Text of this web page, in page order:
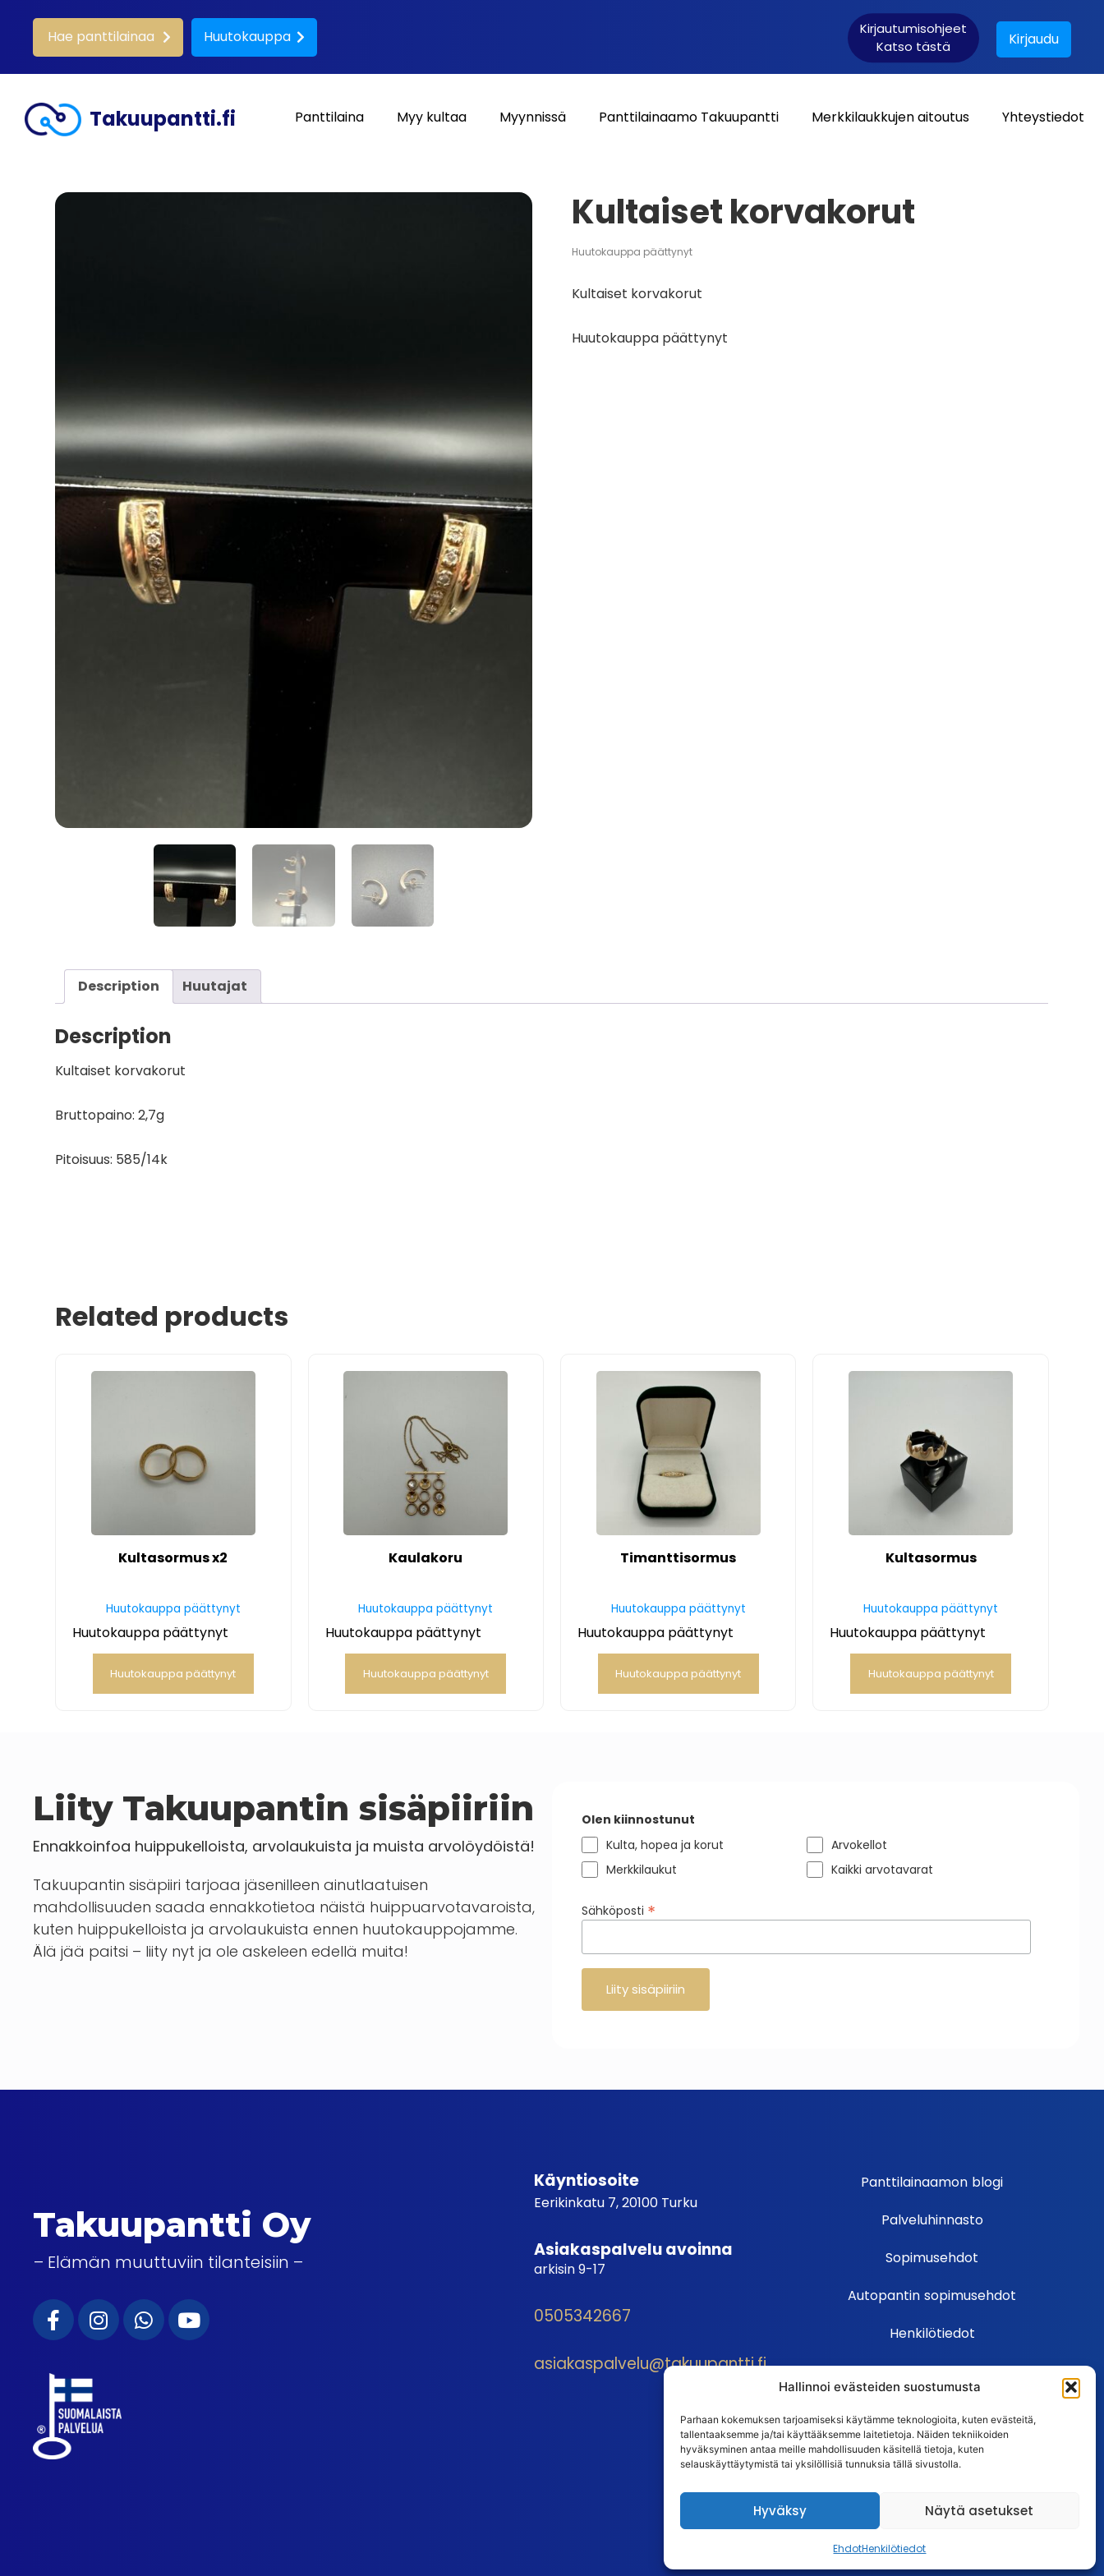
Hallinnoi evästeiden suostumusta
Parhaan kokemuksen tarjoamiseksi käytämme teknologioita, kuten evästeitä,
tallentaaksemme ja/tai käyttääksemme laitetietoja. Näiden tekniikoiden
hyväksyminen antaa meille mahdollisuuden käsitellä tietoja, kuten
selauskäyttäytymistä tai yksilöllisiä tunnuksia tällä sivustolla.
Hyväksy Näytä asetukset
EhdotHenkilötiedot
Hae panttilainaa Huutokauppa Kirjautumisohjeet
Katso tästä Kirjaudu
Takuupantti.fi Panttilaina Myy kultaa Myynnissä Panttilainaamo Takuupantti Merkkilaukkujen aitoutus Yhteystiedot
Kultaiset korvakorut
Huutokauppa päättynyt
Kultaiset korvakorut
Huutokauppa päättynyt
Description Huutajat
Description
Kultaiset korvakorut
Bruttopaino: 2,7g
Pitoisuus: 585/14k
Related products
Kultasormus x2
Huutokauppa päättynyt
Huutokauppa päättynyt
Huutokauppa päättynyt
Kaulakoru
Huutokauppa päättynyt
Huutokauppa päättynyt
Huutokauppa päättynyt
Timanttisormus
Huutokauppa päättynyt
Huutokauppa päättynyt
Huutokauppa päättynyt
Kultasormus
Huutokauppa päättynyt
Huutokauppa päättynyt
Huutokauppa päättynyt
Liity Takuupantin sisäpiiriin
Ennakkoinfoa huippukelloista, arvolaukuista ja muista arvolöydöistä!
Takuupantin sisäpiiri tarjoaa jäsenilleen ainutlaatuisen
mahdollisuuden saada ennakkotietoa näistä huippuarvotavaroista,
kuten huippukelloista ja arvolaukuista ennen huutokauppojamme.
Älä jää paitsi – liity nyt ja ole askeleen edellä muita!
Olen kiinnostunut
Kulta, hopea ja korut
Arvokellot
Merkkilaukut
Kaikki arvotavarat
Sähköposti *
Takuupantti Oy
– Elämän muuttuviin tilanteisiin –
Käyntiosoite
Eerikinkatu 7, 20100 Turku
Asiakaspalvelu avoinna
arkisin 9-17
0505342667
asiakaspalvelu@takuupantti.fi
Panttilainaamon blogi
Palveluhinnasto
Sopimusehdot
Autopantin sopimusehdot
Henkilötiedot
Ehdot
Usein kysytyt kysymykset